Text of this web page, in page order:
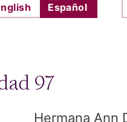
Español
97
Hermana Ann